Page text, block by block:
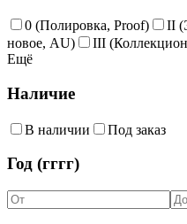
0 (Полировка, Proof) II
новое, AU)
III
Ещё
Наличие
В наличии Под заказ
Год (гггг)